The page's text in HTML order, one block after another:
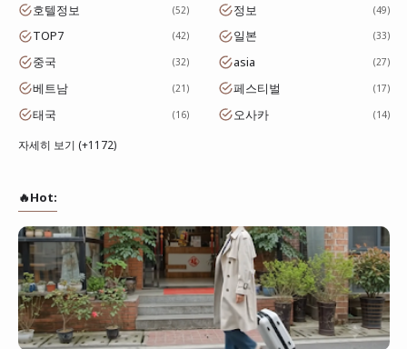
호텔정보 52 정보 49
TOP7 42 일본 33
중국 32 asia 27
베트남 21 페스티벌 17
태국 16 오사카 14
자세히 보기 (+1172)
🔥Hot: